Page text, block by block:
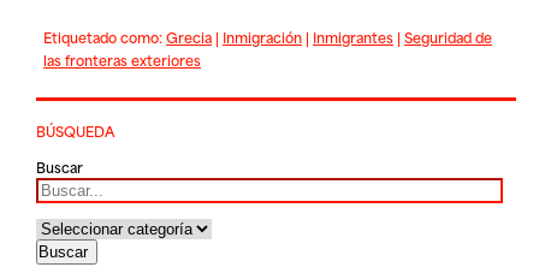
Etiquetado como:Grecia| Inmigración| Inmigrantes| Seguridad de
las fronteras exteriores
BÚSQUEDA
Buscar